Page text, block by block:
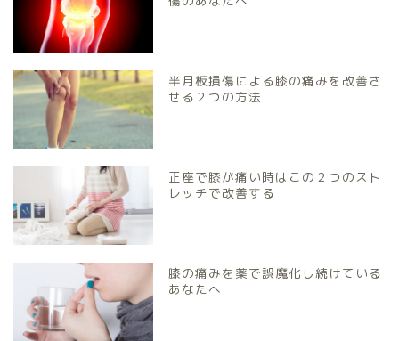
半月板損傷による膝の痛みを改善さ
せる２つの方法
正座で膝が痛い時はこの２つのスト
レッチで改善する
膝の痛みを薬で誤魔化し続けている
あなたへ